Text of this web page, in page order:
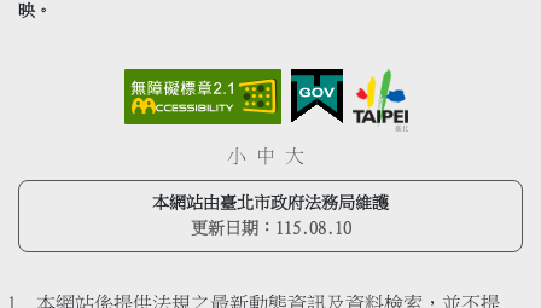
映。
小 中 大
本網站由臺北市政府法務局維護
更新日期： 115.08.10
本網站係提供法規之最新動態資訊及資料檢索，並不提